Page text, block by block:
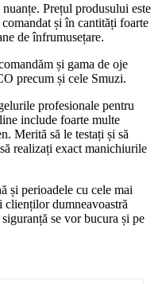
Prețul produsului este
și în cantități foarte
de înfrumusețare.
și gama de oje
precum și cele Smuzi.
profesionale pentru
include foarte multe
Merită să le testați și să
realizați exact manichiurile
și perioadele cu cele mai
dumneavoastră
se vor bucura și pe